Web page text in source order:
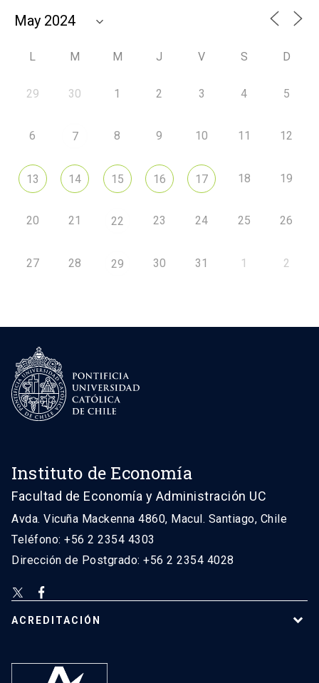
L M M J V S D
29 30 1 2 3 4 5
6 7 8 9 10 11 12
13 14 15 16 17 18 19
20 21 22 23 24 25 26
27 28 29 30 31 1 2
Instituto de Economía
Facultad de Economía y Administración UC
Avda. Vicuña Mackenna 4860, Macul. Santiago, Chile
Teléfono: +56 2 2354 4303
Dirección de Postgrado: +56 2 2354 4028
ACREDITACIÓN